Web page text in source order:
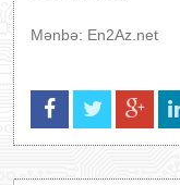
Mənbə: En2Az.net